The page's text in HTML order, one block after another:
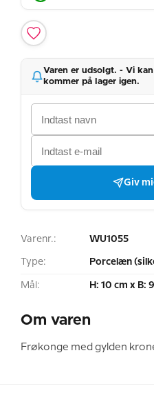
Varen er udsolgt. - Vi
kommer på lager igen.
Giv
Varenr.: WU1055
Type: Porcelæn
Mål: H: 10 cm x B:
Om varen
Frøkonge med gylden